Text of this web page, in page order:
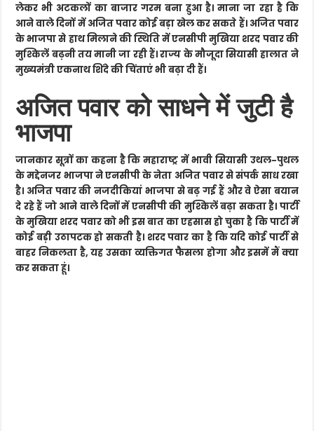
लेकर भी अटकलों का बाजार गरम बना हुआ है। माना जा रहा है कि
आने वाले दिनों में अजित पवार कोई बड़ा खेल कर सकते हैं। अजित पवार
के भाजपा से हाथ मिलाने की स्थिति में एनसीपी मुखिया शरद पवार की
मुश्किलें बढ़नी तय मानी जा रही हैं। राज्य के मौजूदा सियासी हालात ने
मुख्यमंत्री एकनाथ शिंदे की चिंताएं भी बढ़ा दी हैं।
अजित पवार को साधने में जुटी है
भाजपा
जानकार सूत्रों का कहना है कि महाराष्ट्र में भावी सियासी उथल-पुथल
के मद्देनजर भाजपा ने एनसीपी के नेता अजित पवार से संपर्क साध रखा
है। अजित पवार की नजदीकियां भाजपा से बढ़ गई हैं और वे ऐसा बयान
दे रहे हैं जो आने वाले दिनों में एनसीपी की मुश्किलें बढ़ा सकता है। पार्टी
के मुखिया शरद पवार को भी इस बात का एहसास हो चुका है कि पार्टी में
कोई बड़ी उठापटक हो सकती है। शरद पवार का है कि यदि कोई पार्टी से
बाहर निकलता है, यह उसका व्यक्तिगत फैसला होगा और इसमें मैं क्या
कर सकता हूं।